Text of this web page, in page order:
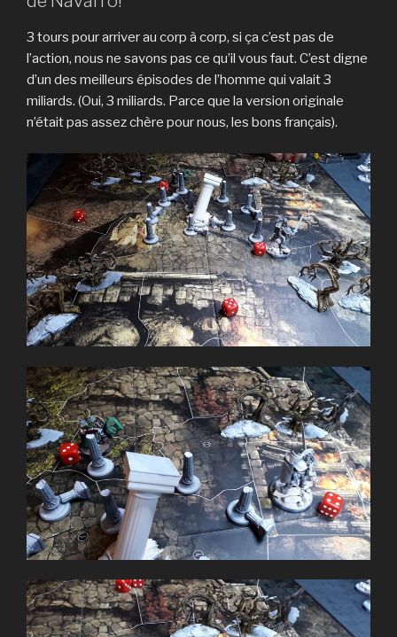
3 tours pour arriver au corp à corp, si ça c’est pas de
l’action, nous ne savons pas ce qu’il vous faut. C’est digne
d’un des meilleurs épisodes de l’homme qui valait 3
miliards. (Oui, 3 miliards. Parce que la version originale
n’était pas assez chère pour nous, les bons français).